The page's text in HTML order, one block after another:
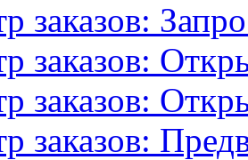
заказов:
заказов:
заказов:
заказов: